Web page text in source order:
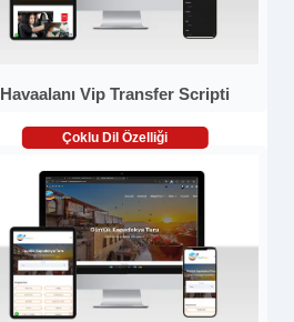
Havaalanı Vip Transfer Scripti
Çoklu Dil Özelliği